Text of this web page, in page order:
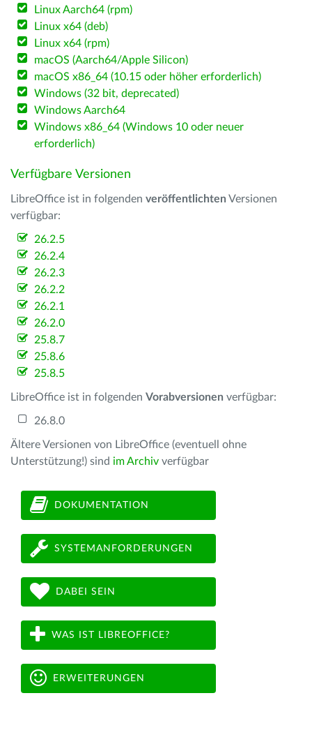
Linux Aarch64 (rpm)
Linux x64 (deb)
Linux x64 (rpm)
macOS (Aarch64/Apple Silicon)
macOS x86_64 (10.15 oder höher erforderlich)
Windows (32 bit, deprecated)
Windows Aarch64
Windows x86_64 (Windows 10 oder neuer
erforderlich)
Verfügbare Versionen
LibreOffice ist in folgenden veröffentlichten Versionen
verfügbar:
26.2.5
26.2.4
26.2.3
26.2.2
26.2.1
26.2.0
25.8.7
25.8.6
25.8.5
LibreOffice ist in folgenden Vorabversionen verfügbar:
26.8.0
Ältere Versionen von LibreOffice (eventuell ohne
Unterstützung!) sind im Archiv verfügbar
DOKUMENTATION
SYSTEMANFORDERUNGEN
DABEI SEIN
WAS IST LIBREOFFICE?
ERWEITERUNGEN